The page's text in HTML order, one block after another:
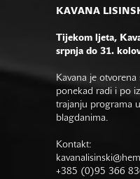
KAVANA
Tijekom ljeta,
srpnja do 31.
Kavana je
ponekad radi i po
trajanju programa
blagdanima.
Kontakt:
+385 (0)95 366